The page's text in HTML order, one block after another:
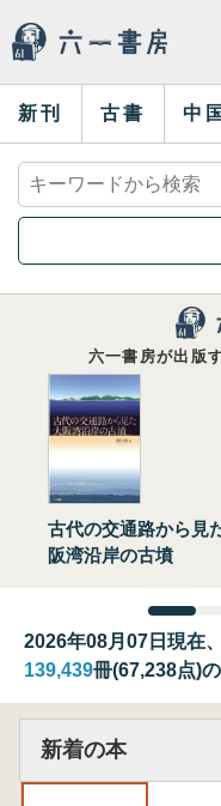
新刊 古書 中
六一書房が出版
古代の交通路から見
阪湾沿岸の古墳
2026年08月07日現在、
139,439冊(67,238点)
新着の本